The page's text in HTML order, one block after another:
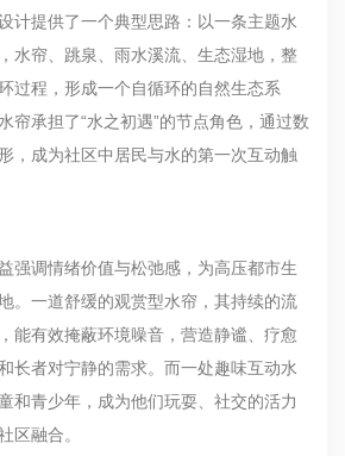
计提供了一个典型思路：以一条主题水
水帘、跳泉、雨水溪流、生态湿地，整
过程，形成一个自循环的自然生态系
帘承担了“水之初遇”的节点角色，通过数
，成为社区中居民与水的第一次互动触
强调情绪价值与松弛感，为高压都市生
。一道舒缓的观赏型水帘，其持续的流
能有效掩蔽环境噪音，营造静谧、疗愈
长者对宁静的需求。而一处趣味互动水
和青少年，成为他们玩耍、社交的活力
区融合。